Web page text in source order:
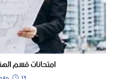
امتحانات قسم